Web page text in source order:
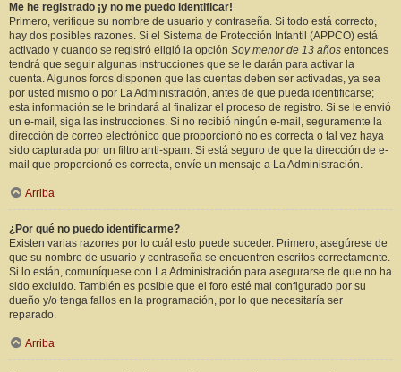
Me he registrado ¡y no me puedo identificar!
Primero, verifique su nombre de usuario y contraseña. Si todo está correcto,
hay dos posibles razones. Si el Sistema de Protección Infantil (APPCO) está
activado y cuando se registró eligió la opción Soy menor de 13 años entonces
tendrá que seguir algunas instrucciones que se le darán para activar la
cuenta. Algunos foros disponen que las cuentas deben ser activadas, ya sea
por usted mismo o por La Administración, antes de que pueda identificarse;
esta información se le brindará al finalizar el proceso de registro. Si se le envió
un e-mail, siga las instrucciones. Si no recibió ningún e-mail, seguramente la
dirección de correo electrónico que proporcionó no es correcta o tal vez haya
sido capturada por un filtro anti-spam. Si está seguro de que la dirección de e-
mail que proporcionó es correcta, envíe un mensaje a La Administración.
Arriba
¿Por qué no puedo identificarme?
Existen varias razones por lo cuál esto puede suceder. Primero, asegúrese de
que su nombre de usuario y contraseña se encuentren escritos correctamente.
Si lo están, comuníquese con La Administración para asegurarse de que no ha
sido excluido. También es posible que el foro esté mal configurado por su
dueño y/o tenga fallos en la programación, por lo que necesitaría ser
reparado.
Arriba